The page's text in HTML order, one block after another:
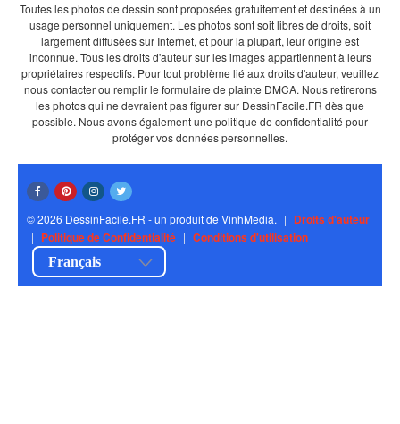
Toutes les photos de dessin sont proposées gratuitement et destinées à un
usage personnel uniquement. Les photos sont soit libres de droits, soit
largement diffusées sur Internet, et pour la plupart, leur origine est
inconnue. Tous les droits d'auteur sur les images appartiennent à leurs
propriétaires respectifs. Pour tout problème lié aux droits d'auteur, veuillez
nous contacter ou remplir le formulaire de plainte DMCA. Nous retirerons
les photos qui ne devraient pas figurer sur DessinFacile.FR dès que
possible. Nous avons également une politique de confidentialité pour
protéger vos données personnelles.
© 2026 DessinFacile.FR - un produit de VinhMedia. | Droits d'auteur
| Politique de Confidentialité | Conditions d'utilisation
Français